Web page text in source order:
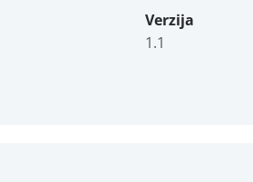
Verzija
1.1